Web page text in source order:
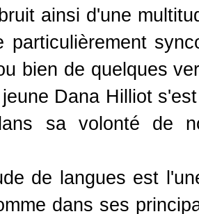
bruit ainsi d'une
particulièrement
bien de quelques
Dana Hilliot
sa volonté de
de langues est
dans ses